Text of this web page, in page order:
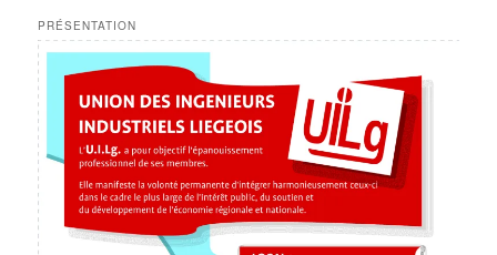
PRÉSENTATION